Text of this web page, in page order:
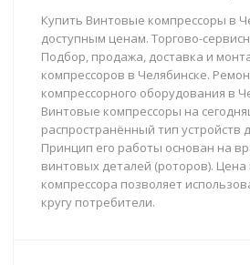
Купить Винтовые компрессоры в
доступным ценам. Торгово-
Подбор, продажа, доставка и
компрессоров в Челябинске.
компрессорного оборудования в
Винтовые компрессоры на
распространённый тип устройств
Принцип его работы основан на
винтовых деталей (роторов).
компрессора позволяет
кругу потребители.